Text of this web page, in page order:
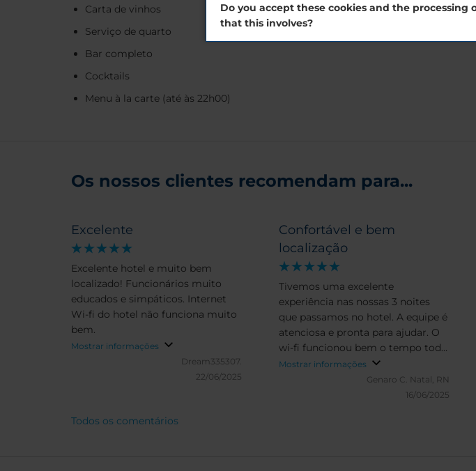
Carta de vinhos
Serviço de quarto
Bar completo
Cocktails
Menu à la carte (até às 22h00)
Os nossos clientes recomendam para...
Excelente
Excelente hotel e muito bem
localizado! Funcionários muito
educados e simpáticos. Internet
Wi-fi do hotel não funciona muito
bem.
Mostrar informações
Dream335307.
22/06/2025
Confortável e bem
localização
Tivemos uma excelente
experiência nas nossas 3 noites
que passamos no hotel. A equipe é
atenciosa e pronta para ajudar. O
wi-fi funcionou bem o tempo todo.
O hotel fica bem localizado, perto
de tudo e das principais ruas.
Mostrar informações
Genaro C. Natal, RN
16/06/2025
Todos os comentários
Do you accept these cookies and the processing
that this involves?